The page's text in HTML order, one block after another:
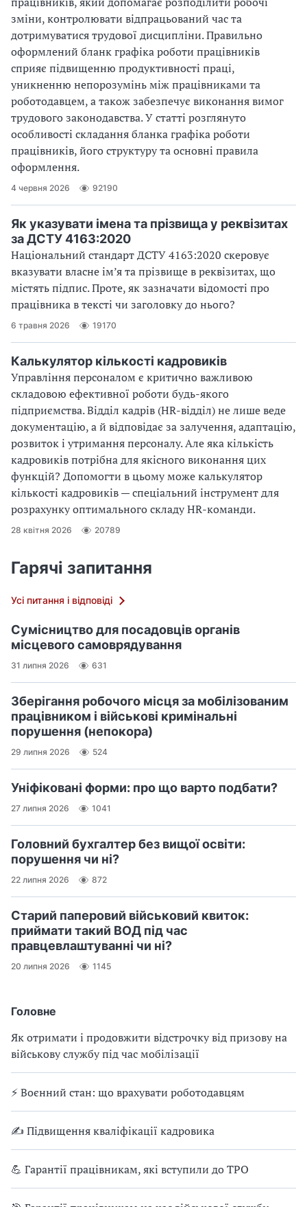
Головне
Як отримати і продовжити відстрочку від призову на
військову службу під час мобілізації
⚡ Воєнний стан: що врахувати роботодавцям
✍ Підвищення кваліфікації кадровика
💪 Гарантії працівникам, які вступили до ТРО
зміни, контролювати відпрацьований час та
дотримуватися трудової дисципліни. Правильно
оформлений бланк графіка роботи працівників
сприяє підвищенню продуктивності праці,
уникненню непорозумінь між працівниками та
роботодавцем, а також забезпечує виконання вимог
трудового законодавства. У статті розглянуто
особливості складання бланка графіка роботи
працівників, його структуру та основні правила
оформлення.
4 червня 2026 92190
Як указувати імена та прізвища у реквізитах
за ДСТУ 4163:2020
Національний стандарт ДСТУ 4163:2020 скеровує
вказувати власне ім’я та прізвище в реквізитах, що
містять підпис. Проте, як зазначати відомості про
працівника в тексті чи заголовку до нього?
6 травня 2026 19170
Калькулятор кількості кадровиків
Управління персоналом є критично важливою
складовою ефективної роботи будь-якого
підприємства. Відділ кадрів (HR-відділ) не лише веде
документацію, а й відповідає за залучення, адаптацію,
розвиток і утримання персоналу. Але яка кількість
кадровиків потрібна для якісного виконання цих
функцій? Допомогти в цьому може калькулятор
кількості кадровиків — спеціальний інструмент для
розрахунку оптимального складу HR-команди.
28 квітня 2026 20789
Гарячі запитання
Усі питання і відповіді
Сумісництво для посадовців органів
місцевого самоврядування
31 липня 2026 631
Зберігання робочого місця за мобілізованим
працівником і військові кримінальні
порушення (непокора)
29 липня 2026 524
Уніфіковані форми: про що варто подбати?
27 липня 2026 1041
Головний бухгалтер без вищої освіти:
порушення чи ні?
22 липня 2026 872
Старий паперовий військовий квиток:
приймати такий ВОД під час
правцевлаштуванні чи ні?
20 липня 2026 1145